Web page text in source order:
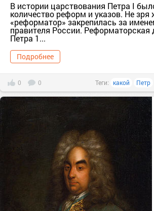
В истории царствования Петра I
количество реформ и указов. Не зря
«реформатор» закрепилась за
правителя России. Реформаторская
Петра 1...
Подробнее
0 0 Теги: какой Петр